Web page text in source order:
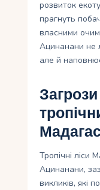
розвиток
прагнуть
власними
Ацинанани не
але й
Тропічні ліси
Ацинанани,
викликів, які